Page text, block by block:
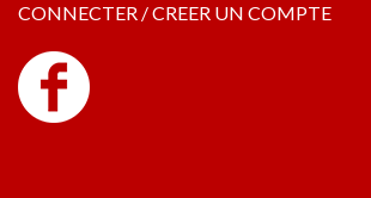
CONNECTER / CREER UN COMPTE